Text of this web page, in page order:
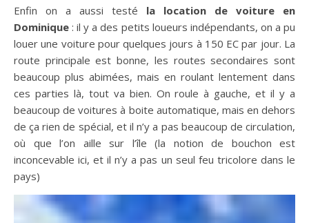
Enfin on a aussi testé la location de voiture en
Dominique : il y a des petits loueurs indépendants, on a pu
louer une voiture pour quelques jours à 150 EC par jour. La
route principale est bonne, les routes secondaires sont
beaucoup plus abimées, mais en roulant lentement dans
ces parties là, tout va bien. On roule à gauche, et il y a
beaucoup de voitures à boite automatique, mais en dehors
de ça rien de spécial, et il n’y a pas beaucoup de circulation,
où que l’on aille sur l’île (la notion de bouchon est
inconcevable ici, et il n’y a pas un seul feu tricolore dans le
pays)